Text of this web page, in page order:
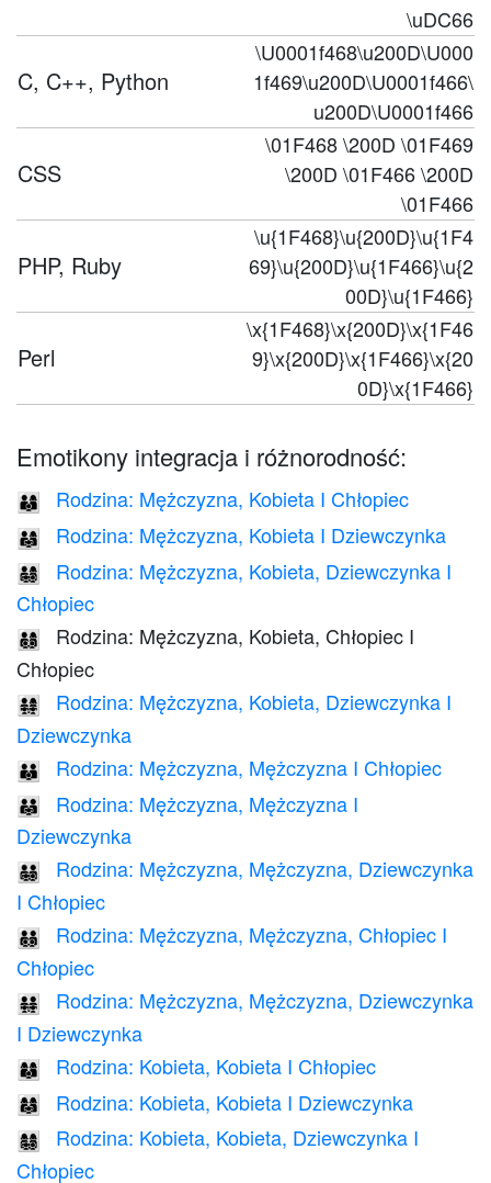
\uDC66
C, C++, Python
\U0001f468\u200D\U000
1f469\u200D\U0001f466\
u200D\U0001f466
CSS
\01F468 \200D \01F469
\200D \01F466 \200D
\01F466
PHP, Ruby
\u{1F468}\u{200D}\u{1F4
69}\u{200D}\u{1F466}\u{2
00D}\u{1F466}
Perl
\x{1F468}\x{200D}\x{1F46
9}\x{200D}\x{1F466}\x{20
0D}\x{1F466}
Emotikony integracja i różnorodność:
👨‍👩‍👦 Rodzina: Mężczyzna, Kobieta I Chłopiec
👨‍👩‍👧 Rodzina: Mężczyzna, Kobieta I Dziewczynka
👨‍👩‍👧‍👦
Rodzina: Mężczyzna, Kobieta, Dziewczynka I
Chłopiec
👨‍👩‍👦‍👦
Rodzina: Mężczyzna, Kobieta, Chłopiec I
Chłopiec
👨‍👩‍👧‍👧
Rodzina: Mężczyzna, Kobieta, Dziewczynka I
Dziewczynka
👨‍👨‍👦 Rodzina: Mężczyzna, Mężczyzna I Chłopiec
👨‍👨‍👧
Rodzina: Mężczyzna, Mężczyzna I
Dziewczynka
👨‍👨‍👧‍👦
Rodzina: Mężczyzna, Mężczyzna, Dziewczynka
I Chłopiec
👨‍👨‍👦‍👦
Rodzina: Mężczyzna, Mężczyzna, Chłopiec I
Chłopiec
👨‍👨‍👧‍👧
Rodzina: Mężczyzna, Mężczyzna, Dziewczynka
I Dziewczynka
👩‍👩‍👦 Rodzina: Kobieta, Kobieta I Chłopiec
👩‍👩‍👧 Rodzina: Kobieta, Kobieta I Dziewczynka
👩‍👩‍👧‍👦
Rodzina: Kobieta, Kobieta, Dziewczynka I
Chłopiec